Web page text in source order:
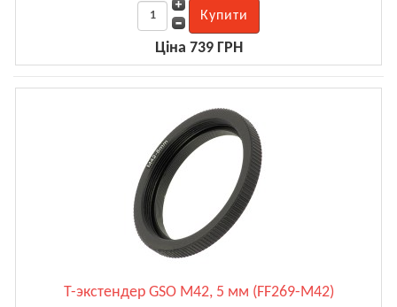
Ціна 739 ГРН
Т-экстендер GSO M42, 5 мм (FF269-M42)